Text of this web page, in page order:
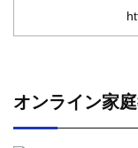
オンライン家